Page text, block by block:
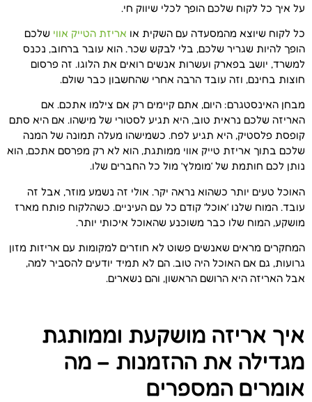
על איך כל לקוח שלכם הופך לכלי שיווק חי.
כל לקוח שיוצא מהמסעדה עם השקית או אריזת הטייק אווי שלכם
הופך להיות שגריר שלכם, בלי לבקש שכר. הוא עובר ברחוב, נכנס
למשרד, יושב בפארק ועשרות אנשים רואים את הלוגו. זה פרסום
חוצות בחינם, וזה עובד הרבה אחרי שהחשבון כבר שולם.
מבחן האינסטגרם: היום, אתם קיימים רק אם צילמו אתכם. אם
האריזה שלכם נראית טוב, היא תגיע לסטורי של מישהו. אם היא סתם
קופסת פלסטיק, היא תגיע לפח. כשמישהו מעלה תמונה של המנה
שלכם בתוך אריזת טייק אווי ממותגת, הוא לא רק מפרסם אתכם, הוא
נותן לכם חותמת של ‘מומלץ’ מול כל החברים שלו.
האוכל טעים יותר כשהוא נראה יקר. אולי זה נשמע מוזר, אבל זה
עובד. המוח שלנו ‘אוכל’ קודם כל עם העיניים. כשהלקוח פותח מארז
מושקע, המוח שלו כבר משוכנע שהאוכל איכותי יותר.
המחקרים מראים שאנשים פשוט לא חוזרים למקומות עם אריזות מזון
גרועות, גם אם האוכל היה טוב. הם לא תמיד יודעים להסביר למה,
אבל האריזה היא הרושם הראשון, והם נשארים.
איך אריזה מושקעת וממותגת
מגדילה את ההזמנות – מה
אומרים המספרים